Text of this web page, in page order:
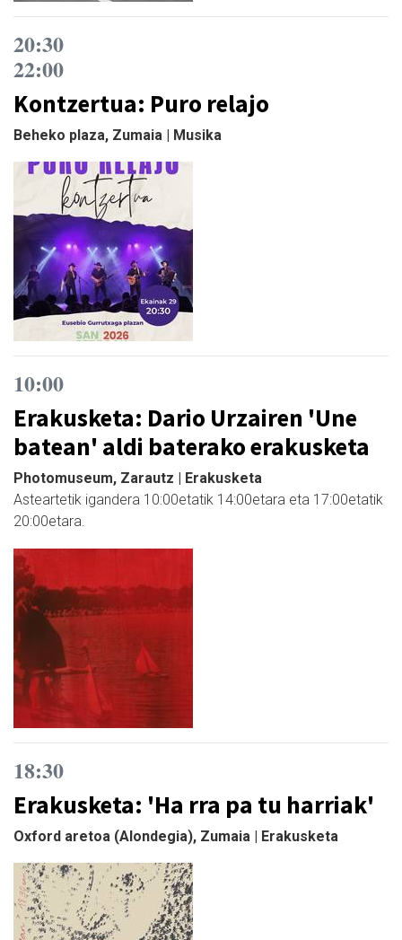
20:30
22:00
Kontzertua: Puro relajo
Beheko plaza, Zumaia | Musika
10:00
Erakusketa: Dario Urzairen 'Une
batean' aldi baterako erakusketa
Photomuseum, Zarautz | Erakusketa
Asteartetik igandera 10:00etatik 14:00etara eta 17:00etatik
20:00etara.
18:30
Erakusketa: 'Ha rra pa tu harriak'
Oxford aretoa (Alondegia), Zumaia | Erakusketa